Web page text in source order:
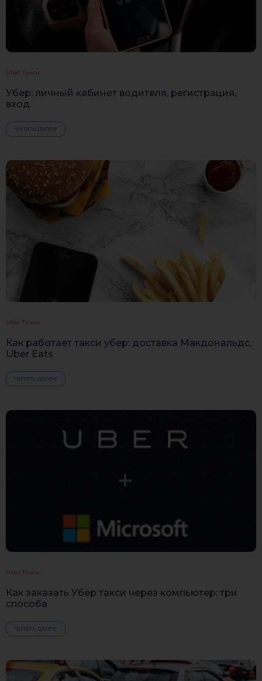
Uber Такси
Убер: личный кабинет водителя, регистрация,
вход
Читать далее
Uber Такси
Как работает такси убер: доставка Макдональдс,
Uber Eats
Читать далее
Uber Такси
Как заказать Убер такси через компьютер: три
способа
Читать далее